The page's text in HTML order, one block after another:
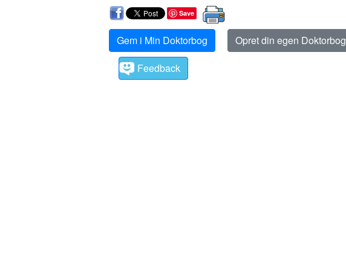
Save
Gem i Min Doktorbog Opret din egen Doktorbog
Feedback